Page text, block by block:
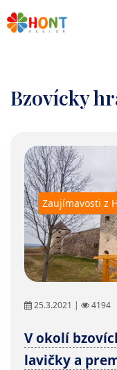
Bzovícky
Zaujímavosti z
25.3.2021 | 4194
V okolí
lavičky a